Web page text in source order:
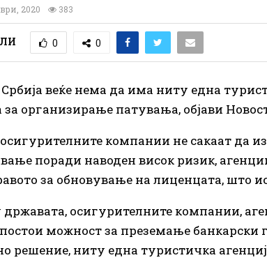
2020 383
0 0
веќе нема да има ниту една
организирање патувања, објави
компании не сакаат да
поради наводен висок ризик,
за обновување на лиценцата, што
осигурителните компании,
можност за преземање банкарски
решение, ниту една туристичка